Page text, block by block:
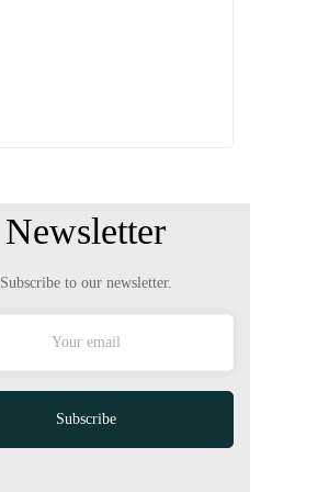
Newsletter
Subscribe to our newsletter.